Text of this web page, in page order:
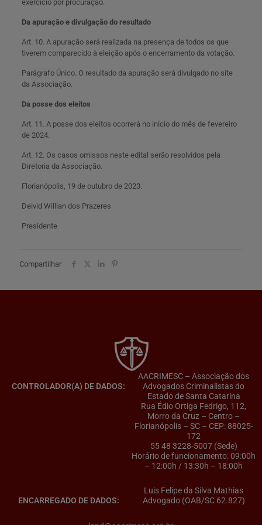
exercício por procuração.
Da apuração e divulgação do resultado
Art. 10. A apuração será realizada na presença de todos os que
tiverem comparecido à eleição após o encerramento da votação.
Parágrafo Único. O resultado da apuração será divulgado no site
da Associação.
Da posse dos eleitos
Art. 11. A posse dos eleitos ocorrerá no início do mês de fevereiro
de 2024.
Art. 12. Os casos omissos neste edital serão resolvidos pela
Diretoria da Associação.
Florianópolis, 19 de outubro de 2023.
Deivid Willian dos Prazeres
Presidente
Compartilhar
CONTROLADOR(A) DE DADOS:
AACRIMESC – Associação dos
Advogados Criminalistas do
Estado de Santa Catarina
Rua Édio Ortiga Fedrigo, 112,
Morro da Cruz – Centro –
Florianópolis – SC – CEP: 88025-
172
55 48 3228-5007 (Sede)
Horário de funcionamento: 09:00h
– 12:00h / 13:30h – 18:00h
ENCARREGADO DE DADOS:
Luis Felipe da Silva Mathias
Advogado (OAB/SC 62.827)